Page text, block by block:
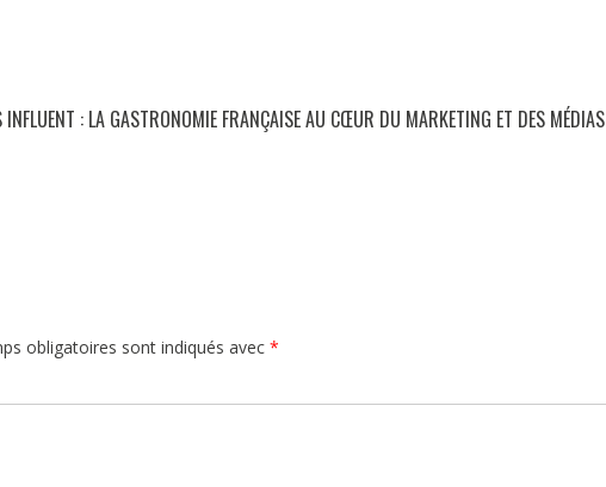
INFLUENT : LA GASTRONOMIE FRANÇAISE AU CŒUR DU MARKETING ET DES MÉDIAS
obligatoires sont indiqués avec *